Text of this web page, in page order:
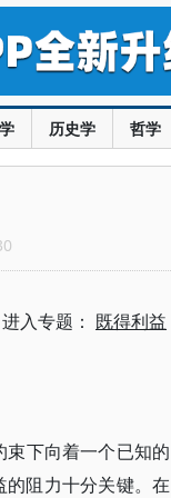
历史学 哲学
进入专题： 既得利益
下向着一个已知的
阻力十分关键。在